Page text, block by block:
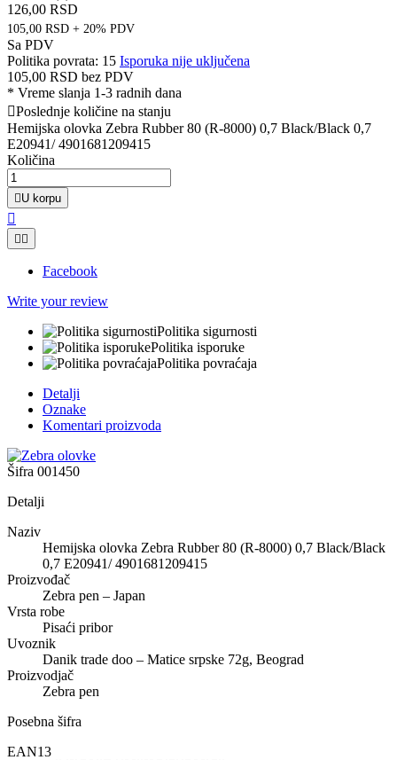
126,00 RSD
105,00 RSD + 20% PDV
Sa PDV
Politika povrata: 15 Isporuka nije uključena
105,00 RSD bez PDV
* Vreme slanja 1-3 radnih dana
Poslednje količine na stanju
Hemijska olovka Zebra Rubber 80 (R-8000) 0,7 Black/Black 0,7
E20941/ 4901681209415
Količina
 U korpu

 
Facebook
Write your review
Politika sigurnosti
Politika isporuke
Politika povraćaja
Detalji
Oznake
Komentari proizvoda
Šifra 001450
Detalji
Naziv
Hemijska olovka Zebra Rubber 80 (R-8000) 0,7 Black/Black
0,7 E20941/ 4901681209415
Proizvođač
Zebra pen – Japan
Vrsta robe
Pisaći pribor
Uvoznik
Danik trade doo – Matice srpske 72g, Beograd
Proizvodjač
Zebra pen
Posebna šifra
EAN13